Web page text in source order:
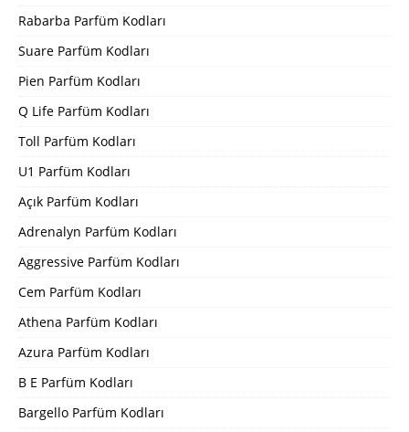
Rabarba Parfüm Kodları
Suare Parfüm Kodları
Pien Parfüm Kodları
Q Life Parfüm Kodları
Toll Parfüm Kodları
U1 Parfüm Kodları
Açık Parfüm Kodları
Adrenalyn Parfüm Kodları
Aggressive Parfüm Kodları
Cem Parfüm Kodları
Athena Parfüm Kodları
Azura Parfüm Kodları
B E Parfüm Kodları
Bargello Parfüm Kodları